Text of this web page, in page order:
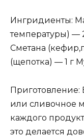
Ингридиенты:
температуры) —
Сметана
(щепотка) — 1 г
Приготовление:
или сливочное
каждого
это делается